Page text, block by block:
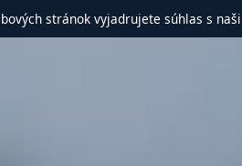
stránok vyjadrujete súhlas s